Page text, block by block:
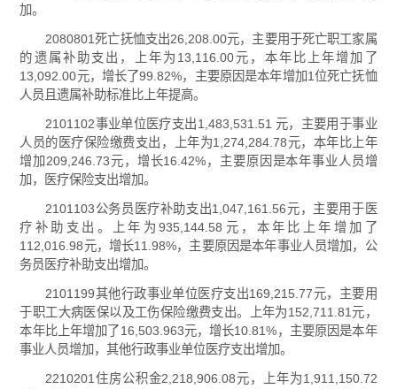
加。
2080801死亡抚恤支出26,208.00元，主要用于死亡职工家属
的遗属补助支出，上年为13,116.00元，本年比上年增加了
13,092.00元，增长了99.82%，主要原因是本年增加1位死亡抚恤
人员且遗属补助标准比上年提高。
2101102事业单位医疗支出1,483,531.51 元，主要用于事业
人员的医疗保险缴费支出，上年为1,274,284.78元，本年比上年
增加209,246.73元，增长16.42%，主要原因是本年事业人员增
加，医疗保险支出增加。
2101103公务员医疗补助支出1,047,161.56元，主要用于医
疗补助支出。上年为935,144.58元，本年比上年增加了
112,016.98元，增长11.98%，主要原因是本年事业人员增加，公
务员医疗补助支出增加。
2101199其他行政事业单位医疗支出169,215.77元，主要用
于职工大病医保以及工伤保险缴费支出。上年为152,711.81元，
本年比上年增加了16,503.963元，增长10.81%，主要原因是本年
事业人员增加，其他行政事业单位医疗支出增加。
2210201住房公积金2,218,906.08元，上年为1,911,150.72